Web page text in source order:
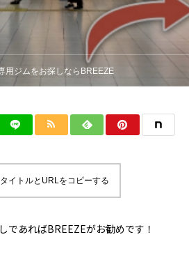
用ジムをお探しならBREEZE
イトルとURLをコピーする
であればBREEZEがお勧めです！